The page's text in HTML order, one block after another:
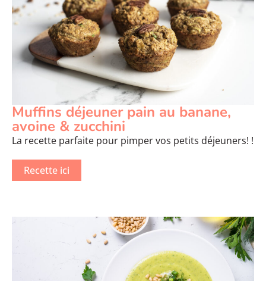
Muffins déjeuner pain au banane,
avoine & zucchini
La recette parfaite pour pimper vos petits déjeuners! !
Recette ici